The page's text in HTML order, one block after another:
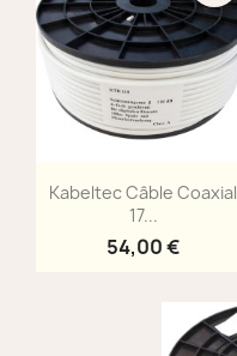
Aperçu rapide
Kabeltec Câble Coaxial
17...
54,00 €